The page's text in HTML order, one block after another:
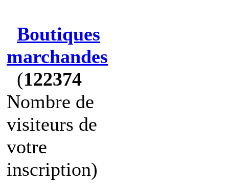
Boutiques
marchandes
(122374
Nombre de
visiteurs de
votre
inscription)